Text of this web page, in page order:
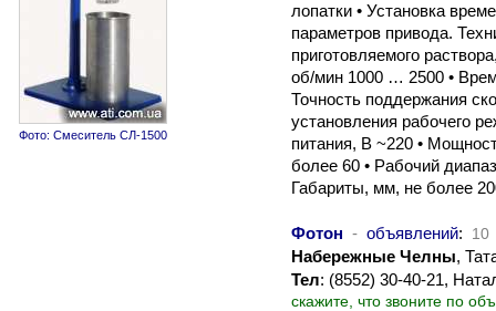
Фото: Смеситель СЛ-1500
лопатки • Установка
параметров привода.
приготовляемого
об/мин 1000 … 2500 •
Точность поддержания
установления рабочего
питания, В ~220 •
более 60 • Рабочий
Габариты, мм, не более
Фотон - объявлений: 10
Набережные Челны,
Тел: (8552) 30-40-21,
скажите, что звоните по